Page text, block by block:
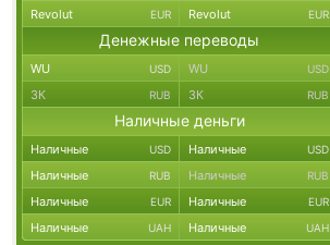
Revolut EUR Revolut EUR
Денежные переводы
WU USD WU USD
ЗК RUB ЗК RUB
Наличные деньги
Наличные USD Наличные USD
Наличные RUB Наличные RUB
Наличные EUR Наличные EUR
Наличные UAH Наличные UAH